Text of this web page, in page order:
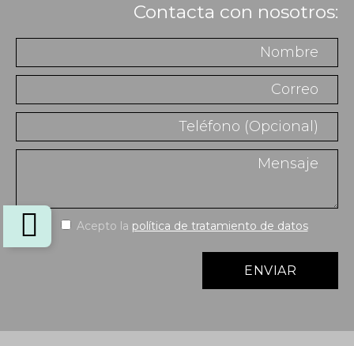
Contacta con nosotros:
Acepto la política de tratamiento de datos